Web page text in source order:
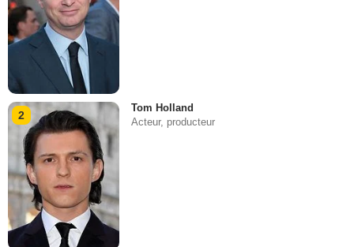
2
Tom Holland
Acteur, producteur